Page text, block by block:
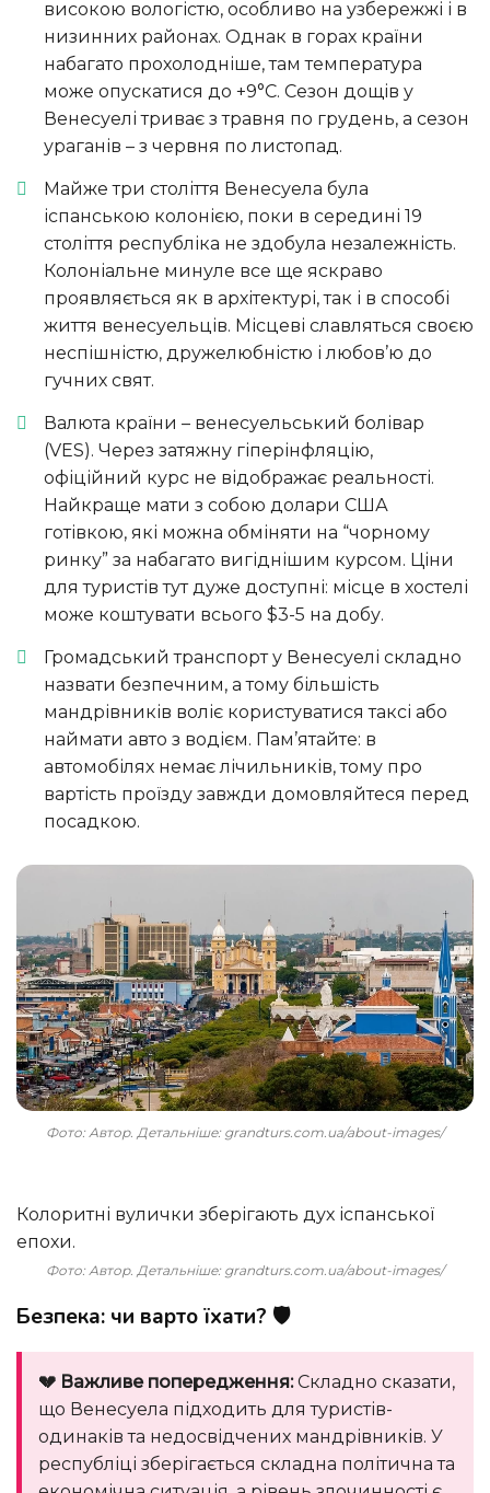
високою вологістю, особливо на узбережжі і в
низинних районах. Однак в горах країни
набагато прохолодніше, там температура
може опускатися до +9°C. Сезон дощів у
Венесуелі триває з травня по грудень, а сезон
ураганів – з червня по листопад.
Майже три століття Венесуела була
іспанською колонією, поки в середині 19
століття республіка не здобула незалежність.
Колоніальне минуле все ще яскраво
проявляється як в архітектурі, так і в способі
життя венесуельців. Місцеві славляться своєю
неспішністю, дружелюбністю і любов’ю до
гучних свят.
Валюта країни – венесуельський болівар
(VES). Через затяжну гіперінфляцію,
офіційний курс не відображає реальності.
Найкраще мати з собою долари США
готівкою, які можна обміняти на “чорному
ринку” за набагато вигіднішим курсом. Ціни
для туристів тут дуже доступні: місце в хостелі
може коштувати всього $3-5 на добу.
Громадський транспорт у Венесуелі складно
назвати безпечним, а тому більшість
мандрівників воліє користуватися таксі або
наймати авто з водієм. Пам’ятайте: в
автомобілях немає лічильників, тому про
вартість проїзду завжди домовляйтеся перед
посадкою.
Фото: Автор. Детальніше: grandturs.com.ua/about-images/
Колоритні вулички зберігають дух іспанської
епохи.
Фото: Автор. Детальніше: grandturs.com.ua/about-images/
Безпека: чи варто їхати? 🛡️
💔 Важливе попередження:Складно сказати,
що Венесуела підходить для туристів-
одинаків та недосвідчених мандрівників. У
республіці зберігається складна політична та